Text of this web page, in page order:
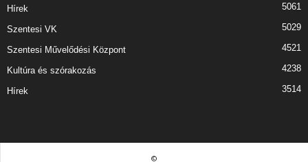
Hírek 5061
Szentesi VK 5029
Szentesi Művelődési Központ 4521
Kultúra és szórakozás 4238
Hírek 3514
©